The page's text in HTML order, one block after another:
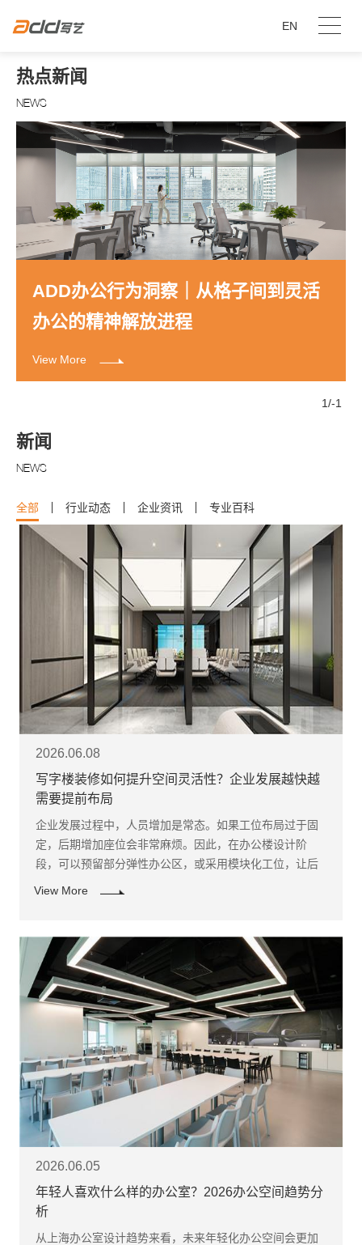
EN
热点新闻
NEWS
ADD办公行为洞察｜从格子间到灵活
办公的精神解放进程
View More
1/-1
新闻
NEWS
全部 行业动态 企业资讯 专业百科
2026.06.08
写字楼装修如何提升空间灵活性？企业发展越快越
需要提前布局
企业发展过程中，人员增加是常态。如果工位布局过于固
定，后期增加座位会非常麻烦。因此，在办公楼设计阶
段，可以预留部分弹性办公区，或采用模块化工位，让后
期调整更方便。
View More
2026.06.05
年轻人喜欢什么样的办公室？2026办公空间趋势分
析
从上海办公室设计趋势来看，未来年轻化办公空间会更加